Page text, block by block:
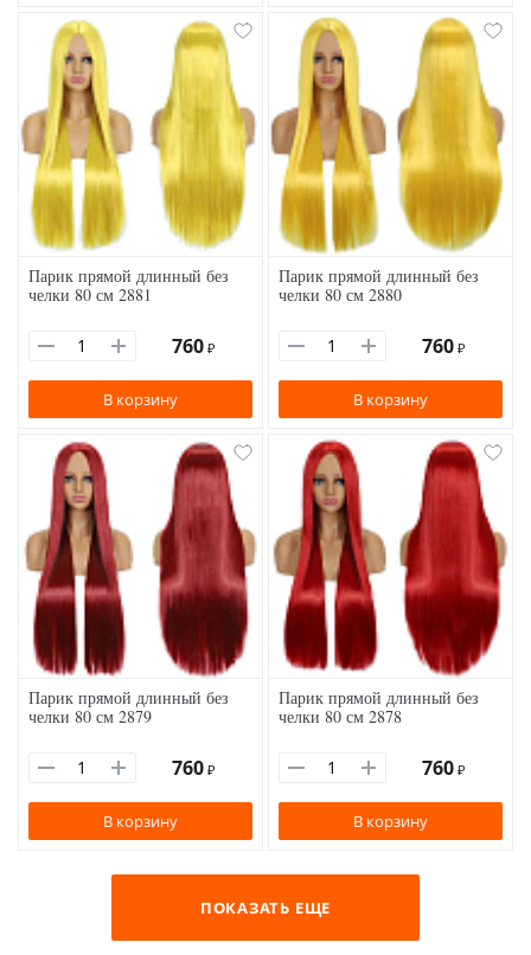
Парик прямой длинный без
челки 80 см 2881
760 ₽
В корзину
Парик прямой длинный без
челки 80 см 2880
760 ₽
В корзину
Парик прямой длинный без
челки 80 см 2879
760 ₽
В корзину
Парик прямой длинный без
челки 80 см 2878
760 ₽
В корзину
ПОКАЗАТЬ ЕЩЕ